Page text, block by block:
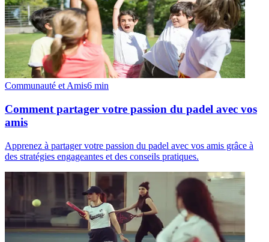
Communauté et Amis6 min
Comment partager votre passion du padel avec vos
amis
Apprenez à partager votre passion du padel avec vos amis grâce à
des stratégies engageantes et des conseils pratiques.